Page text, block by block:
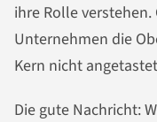
ihre Rolle
Unternehmen die
Kern nicht
Die gute Nachricht: